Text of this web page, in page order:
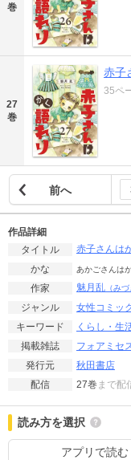
巻
27
巻
赤子
35ペ
前へ
作品詳細
タイトル
赤子さんは
かな
あかごさんは
作家 魅月乱 （み
ジャンル 女性コミッ
キーワード
くらし・生
掲載雑誌
フォアミセ
発行元
秋田書店
配信
27巻 まで配
読み方を選択
アプリで読む